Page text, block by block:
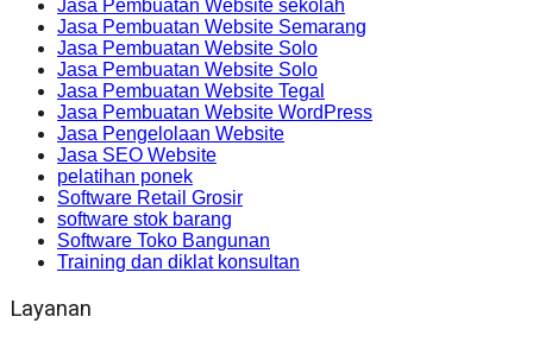
Jasa Pembuatan Website sekolah
Jasa Pembuatan Website Semarang
Jasa Pembuatan Website Solo
Jasa Pembuatan Website Solo
Jasa Pembuatan Website Tegal
Jasa Pembuatan Website WordPress
Jasa Pengelolaan Website
Jasa SEO Website
pelatihan ponek
Software Retail Grosir
software stok barang
Software Toko Bangunan
Training dan diklat konsultan
Layanan